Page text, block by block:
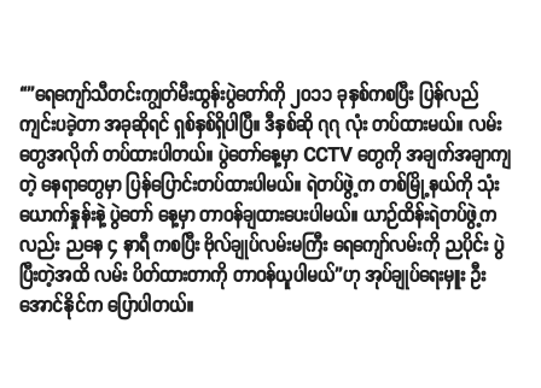
“''ရေကျော်သီတင်းကျွတ်မီးထွန်းပွဲတော်ကို ၂ဝ၁၁ ခုနှစ်ကစပြီး ပြန်လည်
ကျင်းပခဲ့တာ အခုဆိုရင် ရှစ်နှစ်ရှိပါပြီ။ ဒီနှစ်ဆို ၇၇ လုံး တပ်ထားမယ်။ လမ်း
တွေအလိုက် တပ်ထားပါတယ်။ ပွဲတော်နေ့မှာ CCTV တွေကို အချက်အချာကျ
တဲ့ နေရာတွေမှာ ပြန်ပြောင်းတပ်ထားပါမယ်။ ရဲတပ်ဖွဲ့က တစ်မြို့နယ်ကို သုံး
ယောက်နှုန်းနဲ့ ပွဲတော် နေ့မှာ တာဝန်ချထားပေးပါမယ်။ ယာဉ်ထိန်းရဲတပ်ဖွဲ့က
လည်း ညနေ ၄ နာရီ ကစပြီး ဗိုလ်ချုပ်လမ်းမကြီး ရေကျော်လမ်းကို ညပိုင်း ပွဲ
ပြီးတဲ့အထိ လမ်း ပိတ်ထားတာကို တာဝန်ယူပါမယ်''ဟု အုပ်ချုပ်ရေးမှူး ဦး
အောင်နိုင်က ပြောပါတယ်။